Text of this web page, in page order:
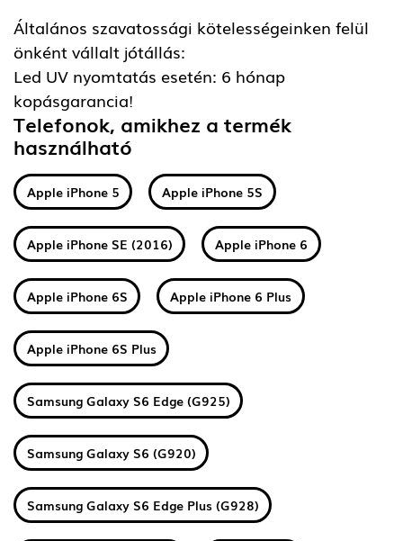
Általános szavatossági kötelességeinken felül
önként vállalt jótállás:
Led UV nyomtatás esetén: 6 hónap
kopásgarancia!
Telefonok, amikhez a termék
használható
Apple iPhone 5 Apple iPhone 5S
Apple iPhone SE (2016) Apple iPhone 6
Apple iPhone 6S Apple iPhone 6 Plus
Apple iPhone 6S Plus
Samsung Galaxy S6 Edge (G925)
Samsung Galaxy S6 (G920)
Samsung Galaxy S6 Edge Plus (G928)